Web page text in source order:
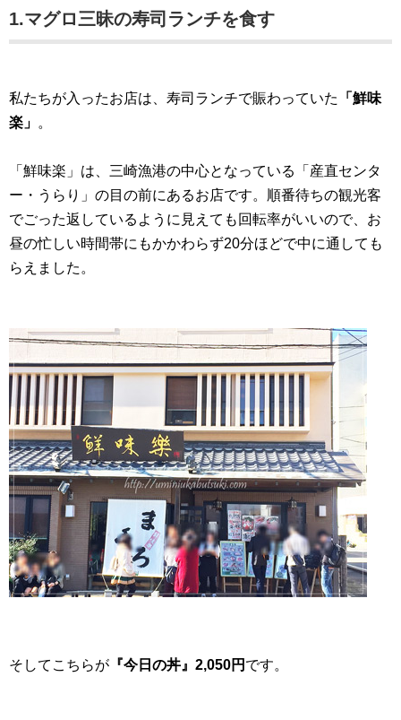
1.マグロ三昧の寿司ランチを食す
私たちが入ったお店は、寿司ランチで賑わっていた
「鮮味
楽」 。
「鮮味楽」は、三崎漁港の中心となっている「産直センタ
ー・うらり」の目の前にあるお店です。順番待ちの観光客
でごった返しているように見えても回転率がいいので、お
昼の忙しい時間帯にもかかわらず20分ほどで中に通しても
らえました。
そしてこちらが 『今日の丼』2,050円 です。